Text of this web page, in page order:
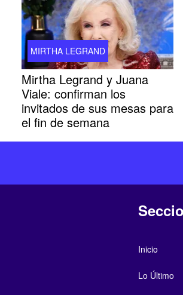
MIRTHA LEGRAND
Mirtha Legrand y Juana
Viale: confirman los
invitados de sus mesas para
el fin de semana
Inicio
Lo Último